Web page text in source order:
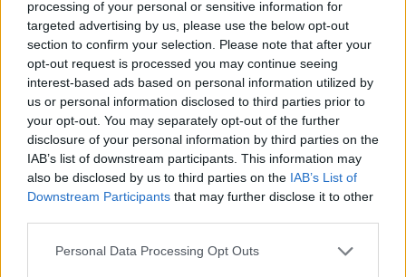
processing of your personal or sensitive information for
targeted advertising by us, please use the below opt-out
section to confirm your selection. Please note that after your
opt-out request is processed you may continue seeing
interest-based ads based on personal information utilized by
us or personal information disclosed to third parties prior to
your opt-out. You may separately opt-out of the further
disclosure of your personal information by third parties on the
IAB’s list of downstream participants. This information may
also be disclosed by us to third parties on the IAB’s List of
Downstream Participants that may further disclose it to other
Personal Data Processing Opt Outs
O άντρας στη στάση αυτή είναι γονατιστός και η γυναίκα
ξαπλωμένη στη πλάτη, ακουμπώντας τα πόδια της στο θώρακά
του. Ο άντρας έχει τον έλεγχο της διείσδυσης, η οποία μπορεί να
είναι πολύ βαθιά και έντονη.